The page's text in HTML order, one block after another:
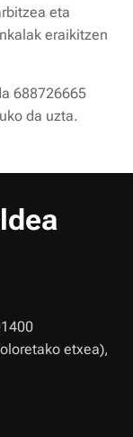
eta
eraikitzen
688726665
da uzta.
etxea),